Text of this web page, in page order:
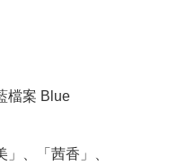
檔案 Blue
、「茜香」、